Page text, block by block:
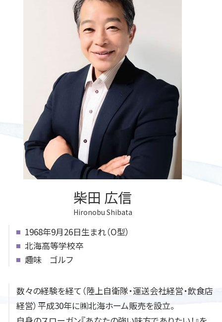
信託不動産 売却できない
相続 税金対策
相続放棄 兄弟
北広島市 相続
公正証書 委任状
公正証書 江別市
公正証書 取り消し方法
北広島市 公正証書
公正証書遺言 効力
公正証書遺言 もめる
成年後見人 家族
成年後見人 手続き
成年後見制度 費用
成年後見人 手続き どこで
成年後見人 手続き 家族
成年後見人とは 誰がなる
成年後見 任意後見
成年後見人 費用
遺言書 効力 法定相続人
遺言書 効力 期限
遺言 公正証書
遺言書 効力 認知症
遺言書 効力
遺言書 効力 書き方
遺言執行者
遺言書の書き方 相談
遺言書 効力 いつから
遺言書の書き方
遺言 遺留分対策
柴田 広信
Hironobu Shibata
1968年9月26日生まれ（O型）
北海高等学校卒
趣味 ゴルフ
数々の経験を経て（陸上自衛隊・運送会社経営・飲食店
経営）平成30年に㈱北海ホーム販売を設立。